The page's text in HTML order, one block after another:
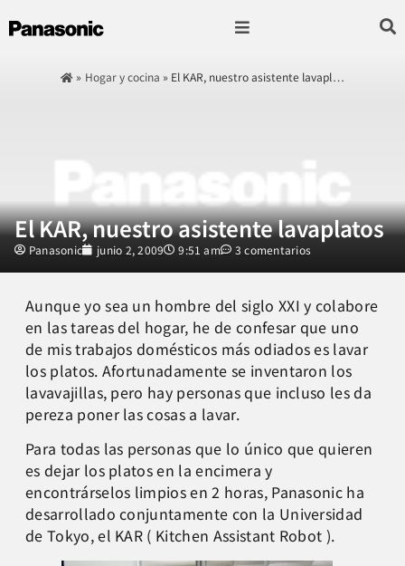
» Hogar y cocina » El KAR, nuestro asistente lavapl…
El KAR, nuestro asistente lavaplatos
Panasonic junio 2, 2009 9:51 am 3 comentarios
Aunque yo sea un hombre del siglo XXI y colabore
en las tareas del hogar, he de confesar que uno
de mis trabajos domésticos más odiados es lavar
los platos. Afortunadamente se inventaron los
lavavajillas, pero hay personas que incluso les da
pereza poner las cosas a lavar.
Para todas las personas que lo único que quieren
es dejar los platos en la encimera y
encontrárselos limpios en 2 horas, Panasonic ha
desarrollado conjuntamente con la Universidad
de Tokyo, el KAR ( Kitchen Assistant Robot ).